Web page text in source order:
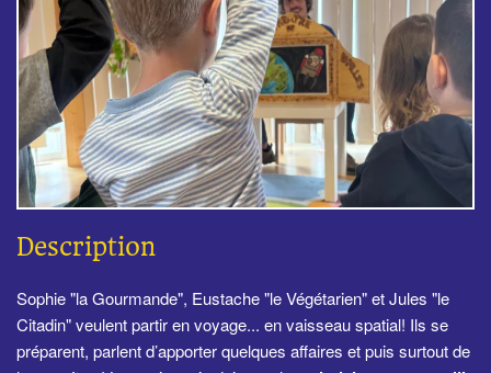
Description
Sophie "la Gourmande", Eustache "le Végétarien" et Jules "le
Citadin" veulent partir en voyage... en vaisseau spatial! Ils se
préparent, parlent d’apporter quelques affaires et puis surtout de